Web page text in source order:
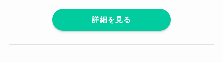
詳細を見る